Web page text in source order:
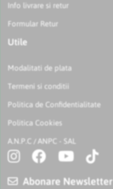
Info livrare si retur
Formular Retur
Utile
Modalitati de plata
Termeni si conditii
Politica de Confidentialitate
Politica Cookies
A.N.P.C / ANPC - SAL
Abonare Newsletter